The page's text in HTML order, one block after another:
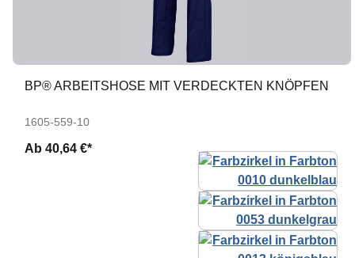
BP® ARBEITSHOSE MIT VERDECKTEN KNÖPFEN
1605-559-10
Ab 40,64 €*